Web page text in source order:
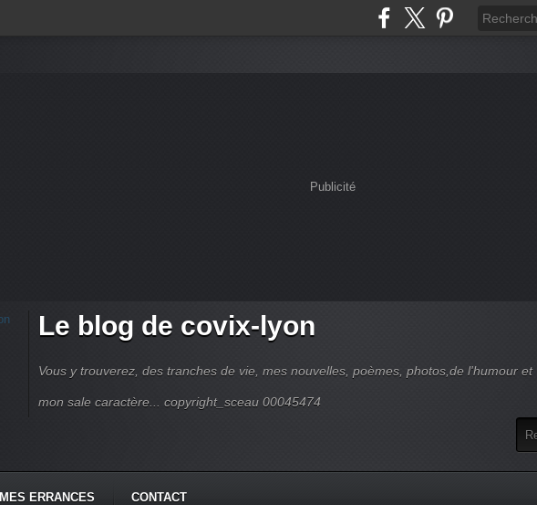
Publicité
Le blog de covix-lyon
Vous y trouverez, des tranches de vie, mes nouvelles, poèmes, photos,de l'humour et
mon sale caractère... copyright_sceau 00045474
MES ERRANCES CONTACT